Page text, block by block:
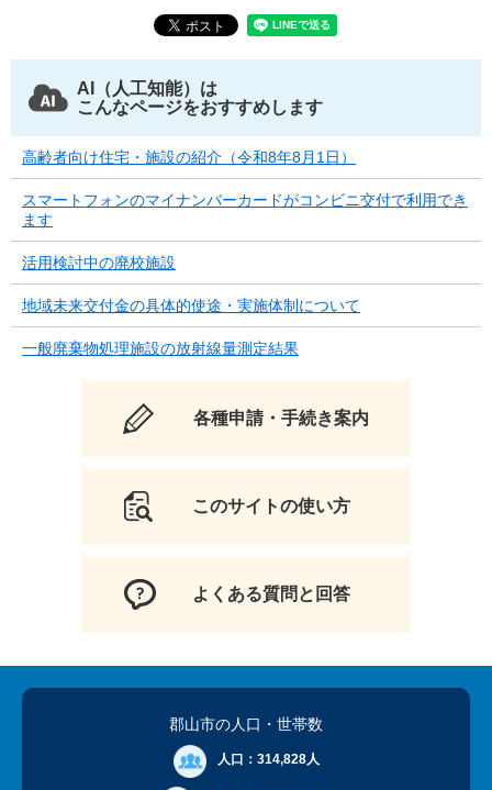
AI（人工知能）は
こんなページをおすすめします
高齢者向け住宅・施設の紹介（令和8年8月1日）
スマートフォンのマイナンバーカードがコンビニ交付で利用でき
ます
活用検討中の廃校施設
地域未来交付金の具体的使途・実施体制について
一般廃棄物処理施設の放射線量測定結果
各種申請・手続き案内
このサイトの使い方
よくある質問と回答
郡山市の人口 ・世帯数
人口： 314,828人